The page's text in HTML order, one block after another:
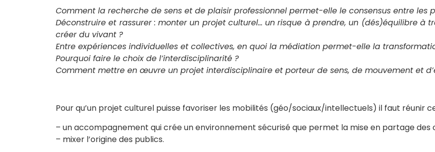
Comment la recherche de sens et de plaisir professionnel permet-elle le consensus entre les
Déconstruire et rassurer : monter un projet culturel… un risque à prendre, un (dés)équilibre à
créer du vivant ?
Entre expériences individuelles et collectives, en quoi la médiation permet-elle la
Pourquoi faire le choix de l’interdisciplinarité ?
Comment mettre en œuvre un projet interdisciplinaire et porteur de sens, de mouvement et
Pour qu’un projet culturel puisse favoriser les mobilités (géo/sociaux/intellectuels) il faut réunir
– un accompagnement qui crée un environnement sécurisé que permet la mise en partage
– mixer l’origine des publics.